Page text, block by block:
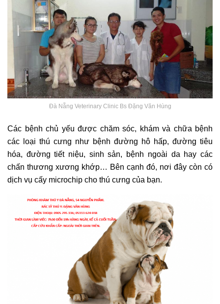
Đà Nẵng Veterinary Clinic Bs Đặng Văn Hùng
Các bệnh chủ yếu được chăm sóc, khám và chữa bệnh
các loại thú cưng như bệnh đường hô hấp, đường tiêu
hóa, đường tiết niệu, sinh sản, bệnh ngoài da hay các
chấn thương xương khớp… Bên cạnh đó, nơi đây còn có
dịch vụ cấy microchip cho thú cưng của bạn.